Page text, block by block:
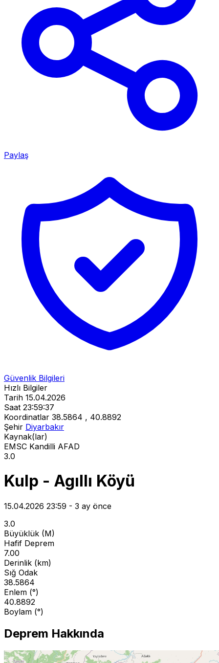
Paylaş
Güvenlik Bilgileri
Hızlı Bilgiler
Tarih 15.04.2026
Saat 23:59:37
Koordinatlar 38.5864 , 40.8892
Şehir Diyarbakır
Kaynak(lar)
EMSC Kandilli AFAD
3.0
Kulp - Agıllı Köyü
15.04.2026 23:59 - 3 ay önce
3.0
Büyüklük (M)
Hafif Deprem
7.00
Derinlik (km)
Sığ Odak
38.5864
Enlem (°)
40.8892
Boylam (°)
Deprem Hakkında